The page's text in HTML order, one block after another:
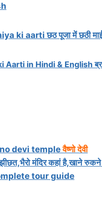
ki aarti छठ पूजा में छठी
Aarti in Hindi & English
devi templeवैष्णो देवी
मंदिर कहां है,खाने
tour guide